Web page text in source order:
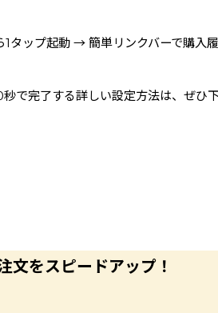
ップ起動 → 簡単リンクバーで購入
で完了する詳しい設定方法は、ぜひ
をスピードアップ！